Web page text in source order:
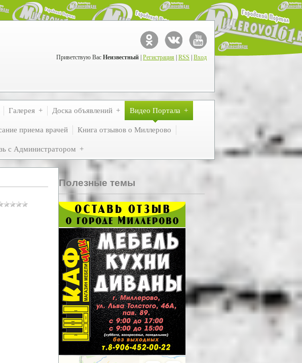
Приветствую Вас Неизвестный Регистрация RSS Вход
Галерея Доска объявлений Видео Портала
приема врачей Книга отзывов о Миллерово
с Администратором
Полезные темы